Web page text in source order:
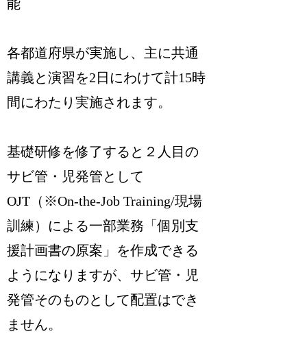
能
各都道府県が実施し、主に共通
講義と演習を2日にわけて計15時
間にわたり実施されます。
基礎研修を修了すると２人目の
サビ管・児発管として
OJT（※On-the-Job Training/現場
訓練）による一部業務「個別支
援計画書の原案」を作成できる
ようになりますが、サビ管・児
発管そのものとして配置はでき
ません。